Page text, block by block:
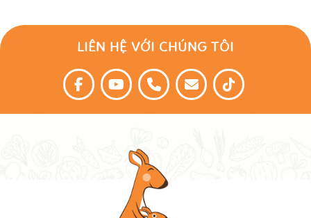
LIÊN HỆ VỚI CHÚNG TÔI